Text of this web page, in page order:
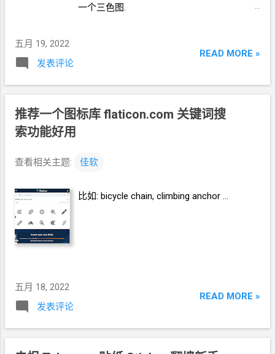
一个三色图.
五月 19, 2022
发表评论
READ MORE »
推荐一个图标库 flaticon.com 关键词搜
索功能好用
查看相关主题: 佳软
比如: bicycle chain, climbing anchor ...
五月 18, 2022
发表评论
READ MORE »